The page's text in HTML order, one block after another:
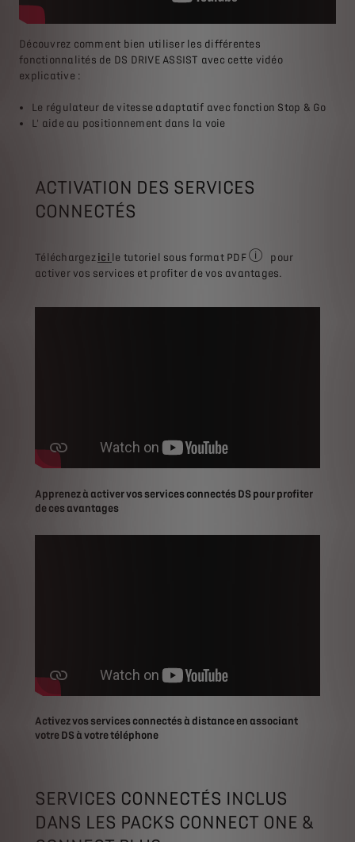
Découvrez comment bien utiliser les différentes
fonctionnalités de DS DRIVE ASSIST avec cette vidéo
explicative :
Le régulateur de vitesse adaptatif avec fonction Stop & Go
L' aide au positionnement dans la voie
ACTIVATION DES SERVICES
CONNECTÉS
Téléchargez ici le tutoriel sous format PDF
Nécessite un logiciel
pour
activer vos services et profiter de vos avantages.
Apprenez à activer vos services connectés DS pour profiter
de ces avantages
Activez vos services connectés à distance en associant
votre DS à votre téléphone
SERVICES CONNECTÉS INCLUS
DANS LES PACKS CONNECT ONE &